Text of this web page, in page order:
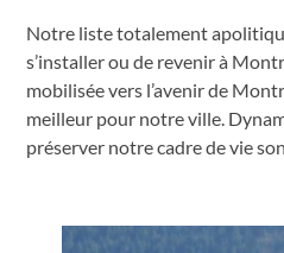
Notre liste totalement
s’installer ou de revenir à
mobilisée vers l’avenir de
meilleur pour notre ville.
préserver notre cadre de vie